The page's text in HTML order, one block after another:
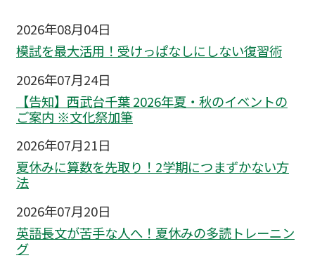
2026年08月04日
模試を最大活用！受けっぱなしにしない復習術
2026年07月24日
【告知】西武台千葉 2026年夏・秋のイベントの
ご案内 ※文化祭加筆
2026年07月21日
夏休みに算数を先取り！2学期につまずかない方
法
2026年07月20日
英語長文が苦手な人へ！夏休みの多読トレーニン
グ